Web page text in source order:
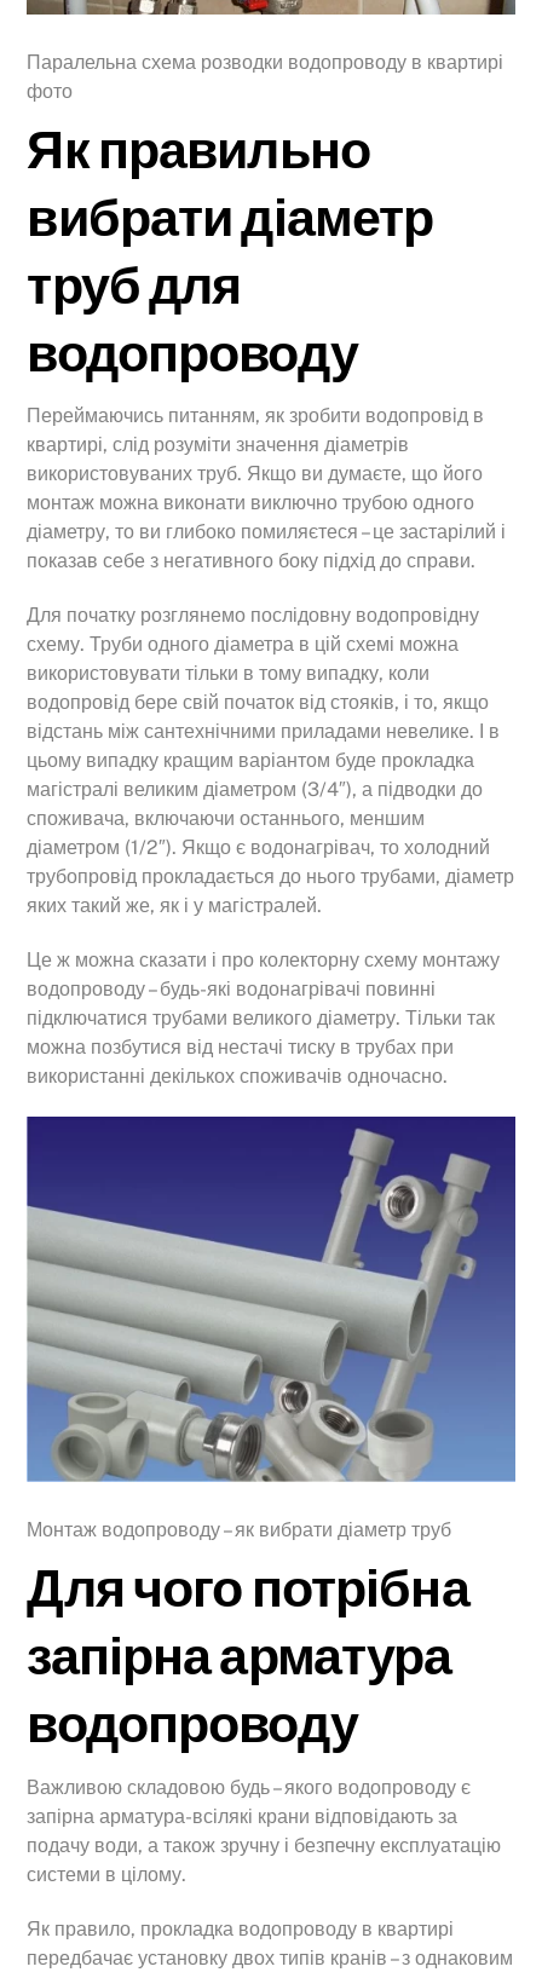
Паралельна схема розводки водопроводу в квартирі
фото
Як правильно
вибрати діаметр
труб для
водопроводу
Переймаючись питанням, як зробити водопровід в
квартирі, слід розуміти значення діаметрів
використовуваних труб. Якщо ви думаєте, що його
монтаж можна виконати виключно трубою одного
діаметру, то ви глибоко помиляєтеся – це застарілий і
показав себе з негативного боку підхід до справи.
Для початку розглянемо послідовну водопровідну
схему. Труби одного діаметра в цій схемі можна
використовувати тільки в тому випадку, коли
водопровід бере свій початок від стояків, і то, якщо
відстань між сантехнічними приладами невелике. І в
цьому випадку кращим варіантом буде прокладка
магістралі великим діаметром (3/4″), а підводки до
споживача, включаючи останнього, меншим
діаметром (1/2″). Якщо є водонагрівач, то холодний
трубопровід прокладається до нього трубами, діаметр
яких такий же, як і у магістралей.
Це ж можна сказати і про колекторну схему монтажу
водопроводу – будь-які водонагрівачі повинні
підключатися трубами великого діаметру. Тільки так
можна позбутися від нестачі тиску в трубах при
використанні декількох споживачів одночасно.
Монтаж водопроводу – як вибрати діаметр труб
Для чого потрібна
запірна арматура
водопроводу
Важливою складовою будь – якого водопроводу є
запірна арматура-всілякі крани відповідають за
подачу води, а також зручну і безпечну експлуатацію
системи в цілому.
Як правило, прокладка водопроводу в квартирі
передбачає установку двох типів кранів – з однаковим